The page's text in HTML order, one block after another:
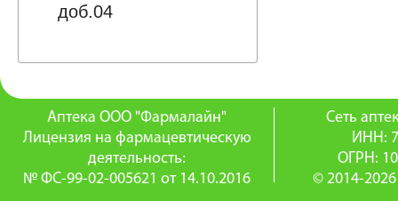
доб.04
Аптека ООО "Фармалайн"
Лицензия на фармацевтическую
деятельность:
№ ФС-99-02-005621 от 14.10.2016
Сеть
ИНН:
ОГРН:
© 2014-